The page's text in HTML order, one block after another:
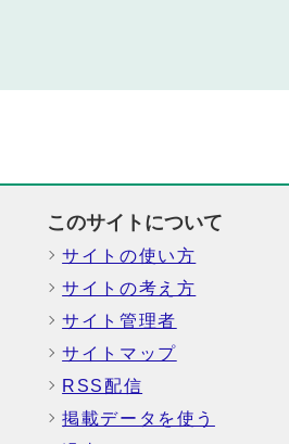
このサイトについて
サイトの使い方
サイトの考え方
サイト管理者
サイトマップ
RSS配信
掲載データを使う